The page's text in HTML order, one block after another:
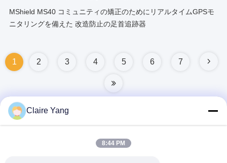
MShield MS40 コミュニティの矯正のためにリアルタイムGPSモ
ニタリングを備えた 改造防止の足首追跡器
1 2 3 4 5 6 7
Claire Yang
8:44 PM